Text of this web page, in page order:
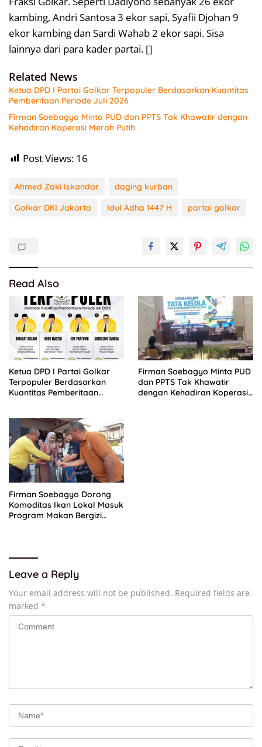
kambing, Andri Santosa 3 ekor sapi, Syafii Djohan 9
ekor kambing dan Sardi Wahab 2 ekor sapi. Sisa
lainnya dari para kader partai. []
Related News
Ketua DPD I Partai Golkar Terpopuler Berdasarkan Kuantitas
Pemberitaan Periode Juli 2026
Firman Soebagyo Minta PUD dan PPTS Tak Khawatir dengan
Kehadiran Koperasi Merah Putih
Post Views: 16
Ahmed Zaki Iskandar
daging kurban
Golkar DKI Jakarta
Idul Adha 1447 H partai golkar
Read Also
Ketua DPD I Partai Golkar
Terpopuler Berdasarkan
Kuantitas Pemberitaan
Firman Soebagyo Minta PUD
dan PPTS Tak Khawatir
dengan Kehadiran Koperasi
Firman Soebagyo Dorong
Komoditas Ikan Lokal Masuk
Program Makan Bergizi
Leave a Reply
Your email address will not be published. Required fields are
marked *